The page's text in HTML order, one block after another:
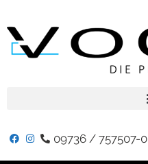
09736 / 757507-0